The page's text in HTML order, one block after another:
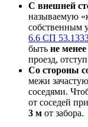
С внешней
называемую
собственным
6.6 СП
быть не
проезд,
Со стороны
межи
соседями.
от соседей
3 м от забора.